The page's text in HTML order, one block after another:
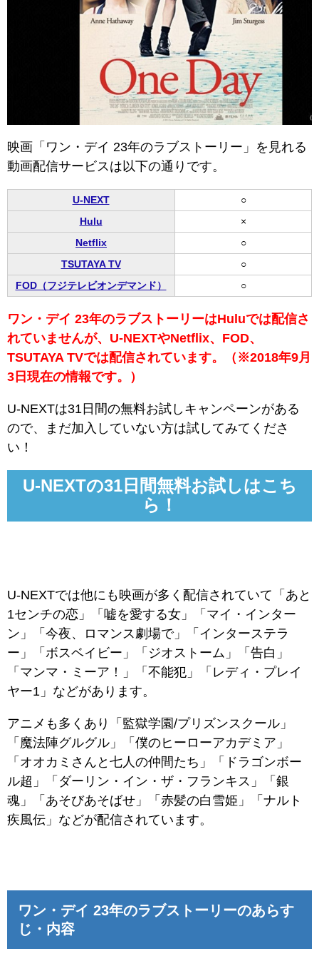
映画「ワン・デイ 23年のラブストーリー」を見れる
動画配信サービスは以下の通りです。
U-NEXT
○
Hulu
×
Netflix
○
TSUTAYA TV
○
FOD（フジテレビオンデマンド）
○
ワン・デイ 23年のラブストーリーはHuluでは配信さ
れていませんが、U-NEXTやNetflix、FOD、
TSUTAYA TVでは配信されています。（※2018年9月
3日現在の情報です。）
U-NEXTは31日間の無料お試しキャンペーンがある
ので、まだ加入していない方は試してみてくださ
い！
U-NEXTの31日間無料お試しはこち
ら！
U-NEXTでは他にも映画が多く配信されていて「あと
1センチの恋」「嘘を愛する女」「マイ・インター
ン」「今夜、ロマンス劇場で」「インターステラ
ー」「ボスベイビー」「ジオストーム」「告白」
「マンマ・ミーア！」「不能犯」「レディ・プレイ
ヤー1」などがあります。
アニメも多くあり「監獄学園/プリズンスクール」
「魔法陣グルグル」「僕のヒーローアカデミア」
「オオカミさんと七人の仲間たち」「ドラゴンボー
ル超」「ダーリン・イン・ザ・フランキス」「銀
魂」「あそびあそばせ」「赤髪の白雪姫」「ナルト
疾風伝」などが配信されています。
ワン・デイ 23年のラブストーリーのあらす
じ・内容